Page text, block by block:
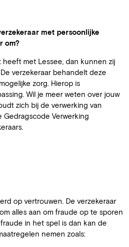
met persoonlijke
om?
heeft met Lessee, dan kunnen zij
verzekeraar behandelt deze
zorg. Hierop is
Wil je meer weten over jouw
zich bij de verwerking van
Verwerking
op vertrouwen. De verzekeraar
alles aan om fraude op te sporen
in het spel is dan kan de
nemen zoals: